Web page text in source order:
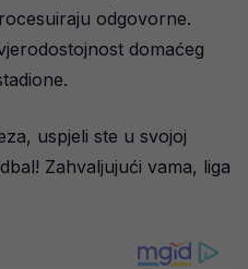
odgovorne.
domaćeg
uspjeli ste u svojoj
Zahvaljujući vama, liga